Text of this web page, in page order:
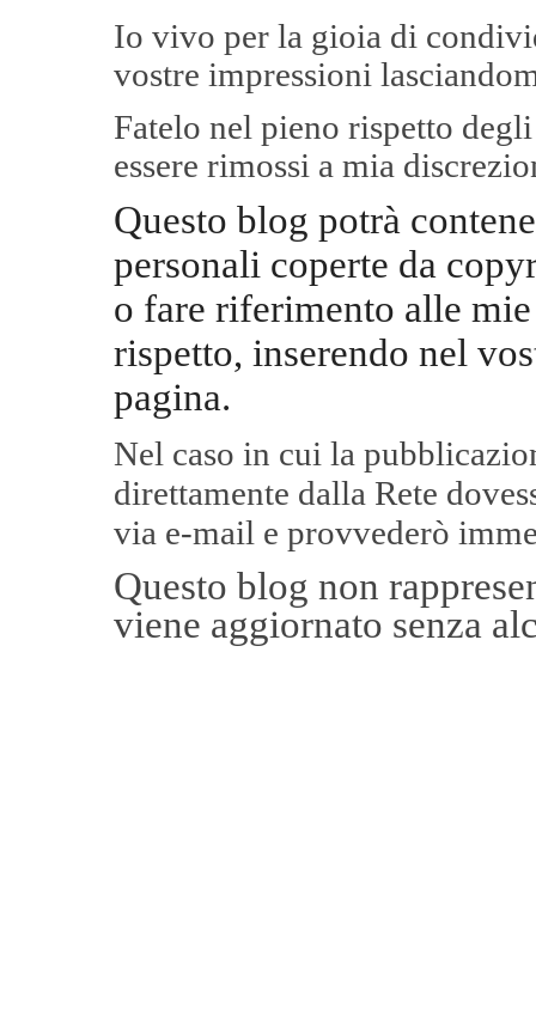
Io vivo per la gioia di
vostre impressioni
Fatelo nel pieno rispetto
essere rimossi a mia
Questo blog potrà
personali coperte da
o fare riferimento alle
rispetto, inserendo nel
pagina.
Nel caso in cui la
direttamente dalla Rete
via e-mail e provvederò
Questo blog non
viene aggiornato senza